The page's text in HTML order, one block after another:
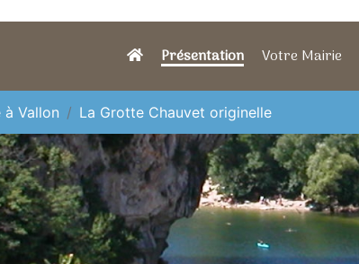
Présentation Votre Mairie
à Vallon La Grotte Chauvet originelle